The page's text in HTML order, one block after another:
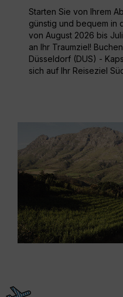
Starten Sie von Ihrem
günstig und bequem in
von August 2026 bis
an Ihr Traumziel!
Düsseldorf (DUS) -
sich auf Ihr Reiseziel